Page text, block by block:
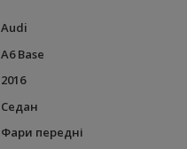
Audi
A6 Base
2016
Седан
Фари передні